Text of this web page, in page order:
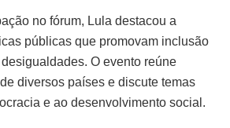
no fórum, Lula destacou a
públicas que promovam inclusão
O evento reúne
diversos países e discute temas
e ao desenvolvimento social.